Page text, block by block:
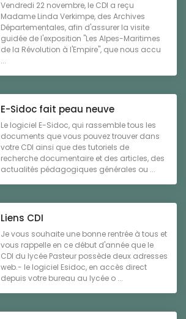
Vendredi 22 novembre, le CDI a reçu
Madame Linda Verkimpe, des Archives
Départementales, afin d'assurer la visite
guidée de l'exposition "Les Alpes-Maritimes
de la Révolution à l'Empire", que nous accu
...
E-Sidoc fait peau neuve
Le logiciel E-Sidoc, qui rassemble tous les
documents que vous pouvez trouver dans
votre CDI ainsi que des tutoriels de
recherche documentaire et des articles, des
actualités pédagogiques générales ou ...
Liens CDI
Je vous souhaite une bonne rentrée à tous et
vous rappelle en ce début d'année que le
CDI du lycée Pasteur possède deux adresses
web.- le logiciel Esidoc, en accès direct
depuis votre bureau au lycée o ...